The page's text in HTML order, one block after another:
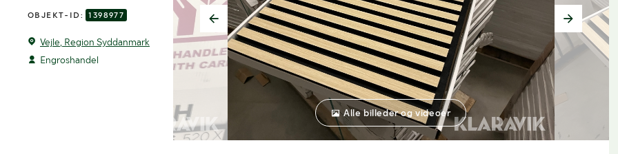
OBJEKT-ID: 1398977
Vejle, Region Syddanmark
Engroshandel
Alle billeder og videoer